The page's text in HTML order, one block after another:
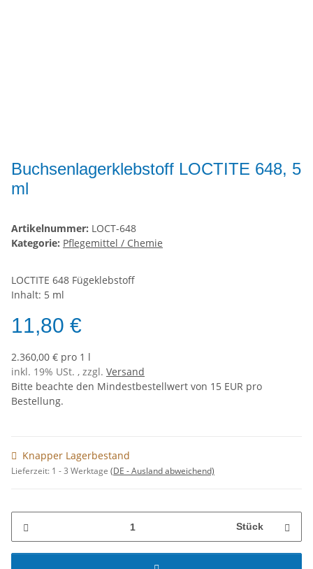
Buchsenlagerklebstoff LOCTITE 648, 5
ml
Artikelnummer: LOCT-648
Kategorie: Pflegemittel / Chemie
LOCTITE 648 Fügeklebstoff
Inhalt: 5 ml
11,80 €
2.360,00 € pro 1 l
inkl. 19% USt. , zzgl. Versand
Bitte beachte den Mindestbestellwert von 15 EUR pro
Bestellung.
Knapper Lagerbestand
Lieferzeit: 1 - 3 Werktage (DE - Ausland abweichend)
Stück